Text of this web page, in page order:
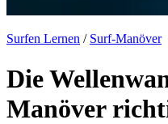
Surfen Lernen / Surf-Manöver
Die
Manöver